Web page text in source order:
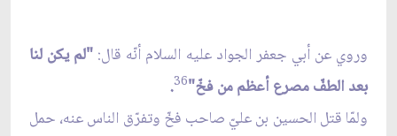
وروي عن أبي جعفر الجواد عليه السلام أنّه قال: "لم يكن لنا
بعد الطفّ مصرع أعظم من فخّ"36
.
ولمّا قتل الحسين بن عليّ صاحب فخّ وتفرّق الناس عنه، حمل